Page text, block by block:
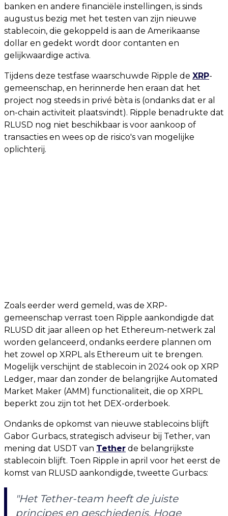
banken en andere financiële instellingen, is sinds
augustus bezig met het testen van zijn nieuwe
stablecoin, die gekoppeld is aan de Amerikaanse
dollar en gedekt wordt door contanten en
gelijkwaardige activa.
Tijdens deze testfase waarschuwde Ripple de XRP-
gemeenschap, en herinnerde hen eraan dat het
project nog steeds in privé bèta is (ondanks dat er al
on-chain activiteit plaatsvindt). Ripple benadrukte dat
RLUSD nog niet beschikbaar is voor aankoop of
transacties en wees op de risico's van mogelijke
oplichterij.
Zoals eerder werd gemeld, was de XRP-
gemeenschap verrast toen Ripple aankondigde dat
RLUSD dit jaar alleen op het Ethereum-netwerk zal
worden gelanceerd, ondanks eerdere plannen om
het zowel op XRPL als Ethereum uit te brengen.
Mogelijk verschijnt de stablecoin in 2024 ook op XRP
Ledger, maar dan zonder de belangrijke Automated
Market Maker (AMM) functionaliteit, die op XRPL
beperkt zou zijn tot het DEX-orderboek.
Ondanks de opkomst van nieuwe stablecoins blijft
Gabor Gurbacs, strategisch adviseur bij Tether, van
mening dat USDT van Tether de belangrijkste
stablecoin blijft. Toen Ripple in april voor het eerst de
komst van RLUSD aankondigde, tweette Gurbacs:
"Het Tether-team heeft de juiste
principes en geschiedenis. Hoge